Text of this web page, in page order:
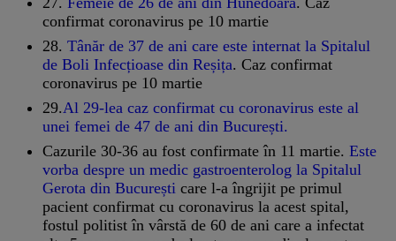
confirmat coronavirus pe 10 martie
28. Tânăr de 37 de ani care este internat la Spitalul
de Boli Infecțioase din Reșița. Caz confirmat
coronavirus pe 10 martie
29.Al 29-lea caz confirmat cu coronavirus este al
unei femei de 47 de ani din București.
Cazurile 30-36 au fost confirmate în 11 martie. Este
vorba despre un medic gastroenterolog la Spitalul
Gerota din București care l-a îngrijit pe primul
pacient confirmat cu coronavirus la acest spital,
fostul politist în vârstă de 60 de ani care a infectat